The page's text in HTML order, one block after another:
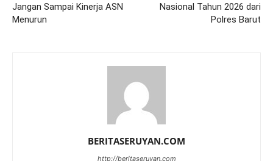
Jangan Sampai Kinerja ASN
Menurun
Nasional Tahun 2026 dari
Polres Barut
BERITASERUYAN.COM
http://beritaseruyan.com